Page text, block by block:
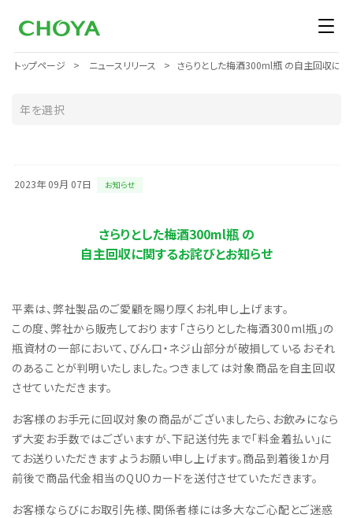
トップページ ニュースリリース さらりとした梅酒300ml瓶 の自主回収に
2023年 09月 07日 お知らせ
さらりとした梅酒300ml瓶 の
自主回収に関するお詫びとお知らせ
平素は、弊社製品のご愛顧を賜り厚くお礼申し上げます。
この度、弊社から販売しております「さらりとした梅酒300ml瓶」の
瓶資材の一部において、びん口・ネジ山部分が破損しているおそれ
のあることが判明いたしました。つきましては対象商品を自主回収
させていただきます。
お客様のお手元に回収対象の商品がございましたら、お飲みになら
ず大変お手数ではございますが、下記送付先まで「料金着払い」に
てお送りいただきますようお願い申し上げます。商品到着後1か月
前後で商品代金相当のQUOカードを送付させていただきます。
お客様ならびにお取引先様、関係者様には多大なご心配とご迷惑